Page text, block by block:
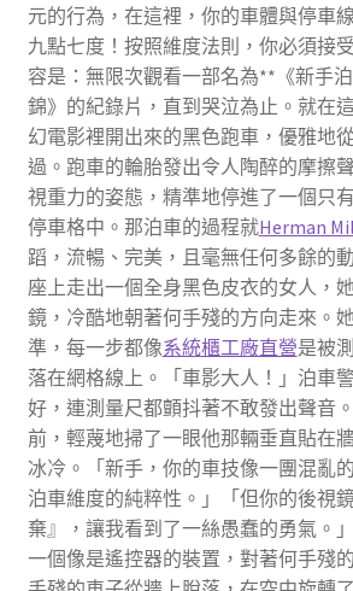
元的行為，在這裡，你的車體與停車
九點七度！按照維度法則，你必須接
容是：無限次觀看一部名為**《新手
錦》的紀錄片，直到哭泣為止。就在
幻電影裡開出來的黑色跑車，優雅地
過。跑車的輪胎發出令人陶醉的摩擦
視重力的姿態，精準地停進了一個只
停車格中。那泊車的過程就Herman
蹈，流暢、完美，且毫無任何多餘的
座上走出一個全身黑色皮衣的女人，
鏡，冷酷地朝著何手殘的方向走來。
準，每一步都像系統櫃工廠直營是被
落在網格線上。「車影大人！」泊車
好，連測量尺都顫抖著不敢發出聲音
前，輕蔑地掃了一眼他那輛垂直貼在
冰冷。「新手，你的車技像一團混亂
泊車維度的純粹性。」「但你的後視
棄』，讓我看到了一絲愚蠢的勇氣。
一個像是遙控器的裝置，對著何手殘